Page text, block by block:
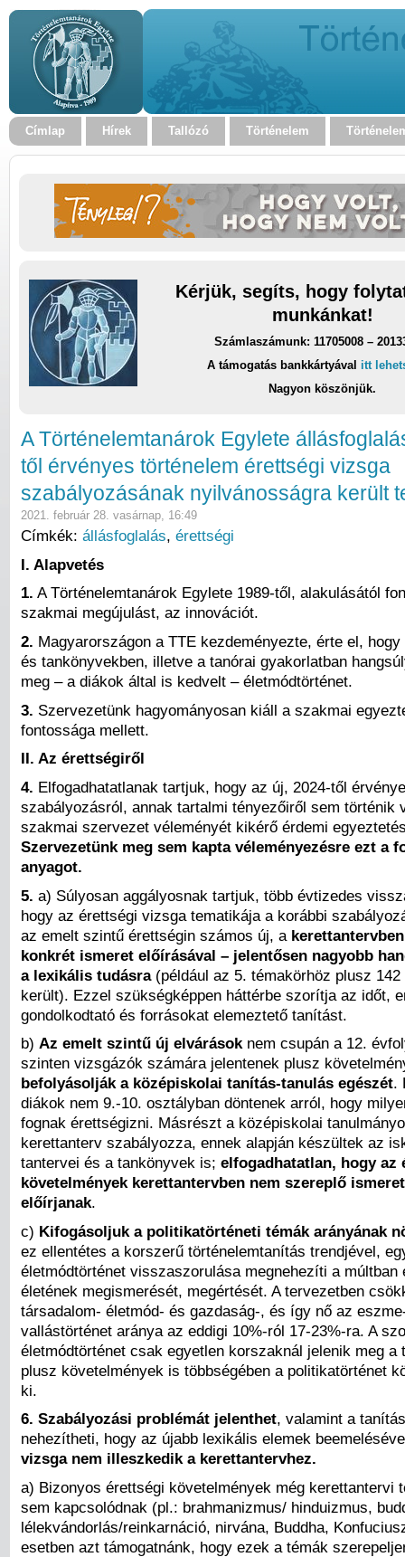
Címlap Hírek Tallózó Történelem
Kérjük, segíts, hogy
munkánkat!
Számlaszámunk: 11705008 –
A támogatás bankkártyával itt
Nagyon köszönjük.
A Történelemtanárok Egylete
től érvényes történelem érettségi vizsga
szabályozásának nyilvánosságra került
2021. február 28. vasárnap, 16:49
Címkék: állásfoglalás, érettségi
I. Alapvetés
1. A Történelemtanárok Egylete 1989-től, alakulásától
szakmai megújulást, az innovációt.
2. Magyarországon a TTE kezdeményezte, érte el,
és tankönyvekben, illetve a tanórai gyakorlatban
meg – a diákok által is kedvelt – életmódtörténet.
3. Szervezetünk hagyományosan kiáll a szakmai
fontossága mellett.
II. Az érettségiről
4. Elfogadhatatlanak tartjuk, hogy az új, 2024-től
szabályozásról, annak tartalmi tényezőiről sem történik
szakmai szervezet véleményét kikérő érdemi
Szervezetünk meg sem kapta véleményezésre ezt a
anyagot.
5. a) Súlyosan aggályosnak tartjuk, több évtizedes
hogy az érettségi vizsga tematikája a korábbi
az emelt szintű érettségin számos új, a
konkrét ismeret előírásával – jelentősen nagyobb
a lexikális tudásra(például az 5. témakörhöz plusz 142
került). Ezzel szükségképpen háttérbe szorítja az időt,
gondolkodtató és forrásokat elemeztető tanítást.
b) Az emelt szintű új elvárások nem csupán a 12.
szinten vizsgázók számára jelentenek plusz
befolyásolják a középiskolai tanítás-tanulás egészét.
diákok nem 9.-10. osztályban döntenek arról, hogy
fognak érettségizni. Másrészt a középiskolai
kerettanterv szabályozza, ennek alapján készültek az
tantervei és a tankönyvek is; elfogadhatatlan, hogy az
követelmények kerettantervben nem szereplő
előírjanak.
c) Kifogásoljuk a politikatörténeti témák arányának
ez ellentétes a korszerű történelemtanítás trendjével,
életmódtörténet visszaszorulása megnehezíti a múltban
életének megismerését, megértését. A tervezetben
társadalom- életmód- és gazdaság-, és így nő az
vallástörténet aránya az eddigi 10%-ról 17-23%-ra. A
életmódtörténet csak egyetlen korszaknál jelenik meg a
plusz követelmények is többségében a politikatörténet
ki.
6. Szabályozási problémát jelenthet, valamint a
nehezítheti, hogy az újabb lexikális elemek
vizsga nem illeszkedik a kerettantervhez.
a) Bizonyos érettségi követelmények még kerettantervi
sem kapcsolódnak (pl.: brahmanizmus/ hinduizmus,
lélekvándorlás/reinkarnáció, nirvána, Buddha,
esetben azt támogatnánk, hogy ezek a témák